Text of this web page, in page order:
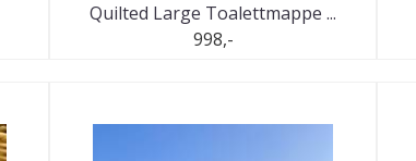
Quilted Large Toalettmappe ...
998,-